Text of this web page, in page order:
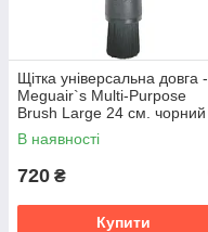
Щітка універсальна довга -
Meguair`s Multi-Purpose
Brush Large 24 см. чорний
(X210600EU)
В наявності
720 ₴
Купити